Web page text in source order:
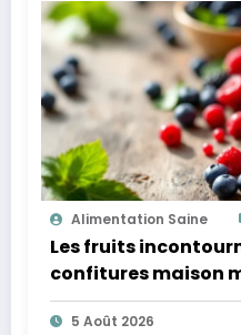
Alimentation Saine
Les fruits
confitures maison
plus légères
5 Août 2026